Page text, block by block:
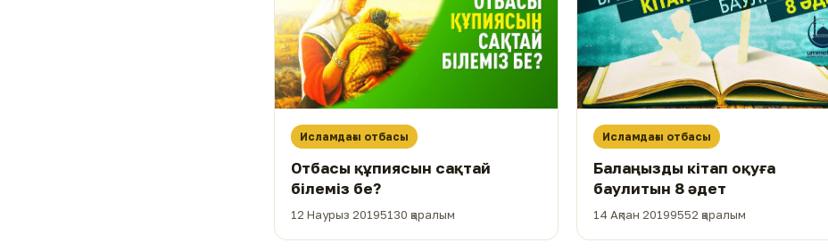
Исламдағы отбасы
Отбасы құпиясын сақтай
білеміз бе?
12 Наурыз 20195130 қаралым
Исламдағы отбасы
Балаңызды кітап оқуға
баулитын 8 әдет
14 Ақпан 20199552 қаралым